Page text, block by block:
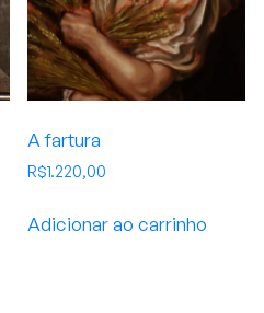
A fartura
R$1.220,00
Adicionar ao carrinho